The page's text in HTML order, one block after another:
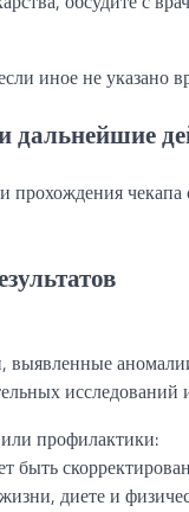
иное не указано
дальнейшие
прохождения
выявленные
исследований
профилактики:
диете и